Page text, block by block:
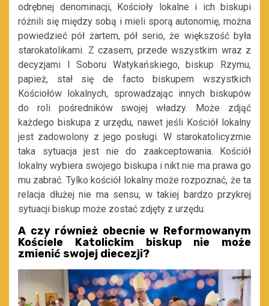
odrębnej denominacji, Kościoły lokalne i ich biskupi
różnili się między sobą i mieli sporą autonomię, można
powiedzieć pół żartem, pół serio, że większość była
starokatolikami. Z czasem, przede wszystkim wraz z
decyzjami I Soboru Watykańskiego, biskup Rzymu,
papież, stał się de facto biskupem wszystkich
Kościołów lokalnych, sprowadzając innych biskupów
do roli pośredników swojej władzy. Może zdjąć
każdego biskupa z urzędu, nawet jeśli Kościół lokalny
jest zadowolony z jego posługi. W starokatolicyzmie
taka sytuacja jest nie do zaakceptowania. Kościół
lokalny wybiera swojego biskupa i nikt nie ma prawa go
mu zabrać. Tylko kościół lokalny może rozpoznać, że ta
relacja dłużej nie ma sensu, w takiej bardzo przykrej
sytuacji biskup może zostać zdjęty z urzędu.
A czy również obecnie w Reformowanym
Kościele Katolickim biskup nie może
zmienić swojej diecezji?